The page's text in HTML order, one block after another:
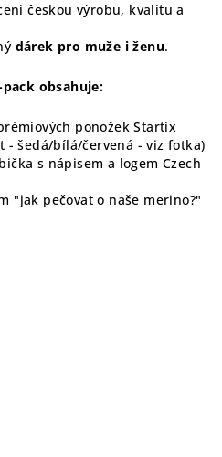
českou výrobu, kvalitu a
dárek pro muže i ženu.
pack obsahuje:
ponožek Startix
- šedá/bílá/červená - viz fotka)
s nápisem a logem Czech
"jak pečovat o naše merino?"